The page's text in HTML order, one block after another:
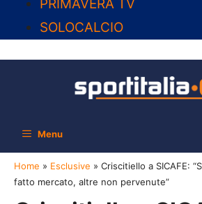
PRIMAVERA TV
SOLOCALCIO
Menu
Home » Esclusive » Criscitiello a SICAFE:
fatto mercato, altre non pervenute”